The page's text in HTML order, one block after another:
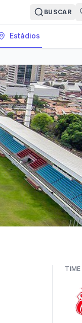
BUSCAR
Estádios
TIME